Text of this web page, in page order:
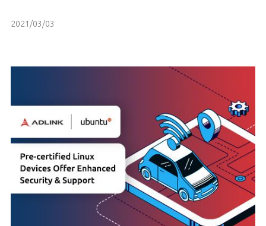
2021/03/03